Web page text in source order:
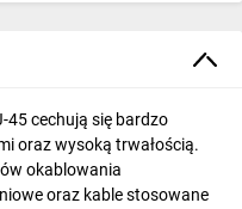
45 cechują się bardzo
oraz wysoką trwałością.
okablowania
oraz kable stosowane